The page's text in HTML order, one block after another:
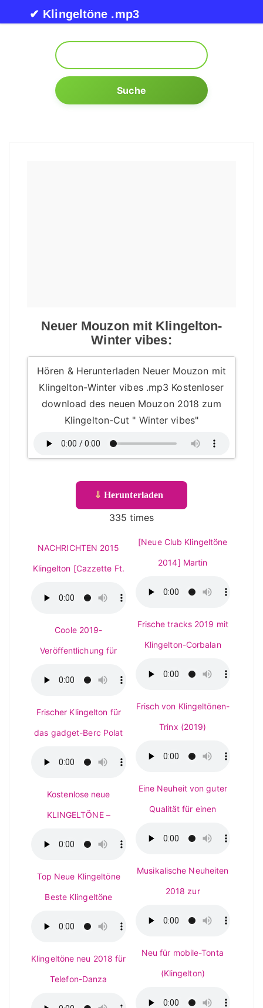
Skip to content✔ Klingeltöne .mp3
Suche
Neuer Mouzon mit Klingelton-
Winter vibes:
Hören & Herunterladen Neuer Mouzon mit
Klingelton-Winter vibes .mp3 Kostenloser
download des neuen Mouzon 2018 zum
Klingelton-Cut " Winter vibes"
⇓ Herunterladen
335 times
NACHRICHTEN 2015
Klingelton [Cazzette Ft.
Coole 2019-
Veröffentlichung für
Frischer Klingelton für
das gadget-Berc Polat
Kostenlose neue
KLINGELTÖNE –
Top Neue Klingeltöne
Beste Klingeltöne
Klingeltöne neu 2018 für
Telefon-Danza
[Neue Club Klingeltöne
2014] Martin
Frische tracks 2019 mit
Klingelton-Corbalan
Frisch von Klingeltönen-
Trinx (2019)
Eine Neuheit von guter
Qualität für einen
Musikalische Neuheiten
2018 zur
Neu für mobile-Tonta
(Klingelton)